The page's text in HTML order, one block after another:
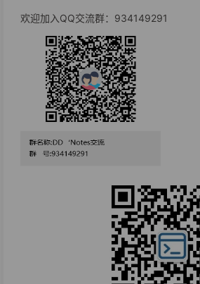
欢迎加入QQ交流群：934149291